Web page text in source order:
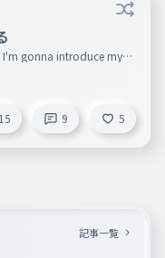
gonna introduce mysel
15 9 5
記事一覧